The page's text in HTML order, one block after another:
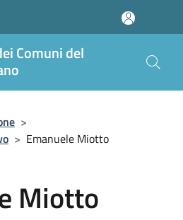
Comuni del
>
> Emanuele Miotto
Miotto